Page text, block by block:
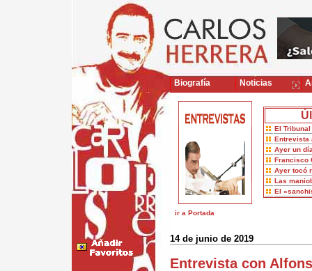
El
Entrevista
Ayer un
Francisco
Ayer tocó
Las
El
ir a Portada
14 de junio de 2019
Entrevista con
Biografía Noticias